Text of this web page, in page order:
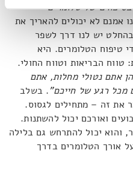
של טלומרים
אמנם לא יכולים להאריך את
יש לנו דרך לשפר
טיפוח הטלומרים. היא
הבריאות וטווח החולי.
אתם נטולי מחלות, אתם
מכל רגע של חייכם". בשלב
את זה – מתחילים לגסוס.
ואורכם יכול להשתנות.
והוא יכול להתרחש גם בלילה
אורך הטלומרים בדרך